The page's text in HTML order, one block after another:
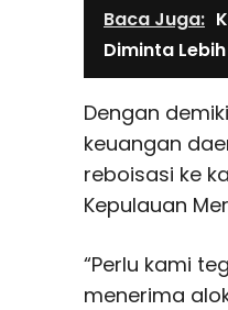
Baca Juga:
Diminta
Dengan
keuangan
reboisasi ke
Kepulauan
“Perlu kami
menerima